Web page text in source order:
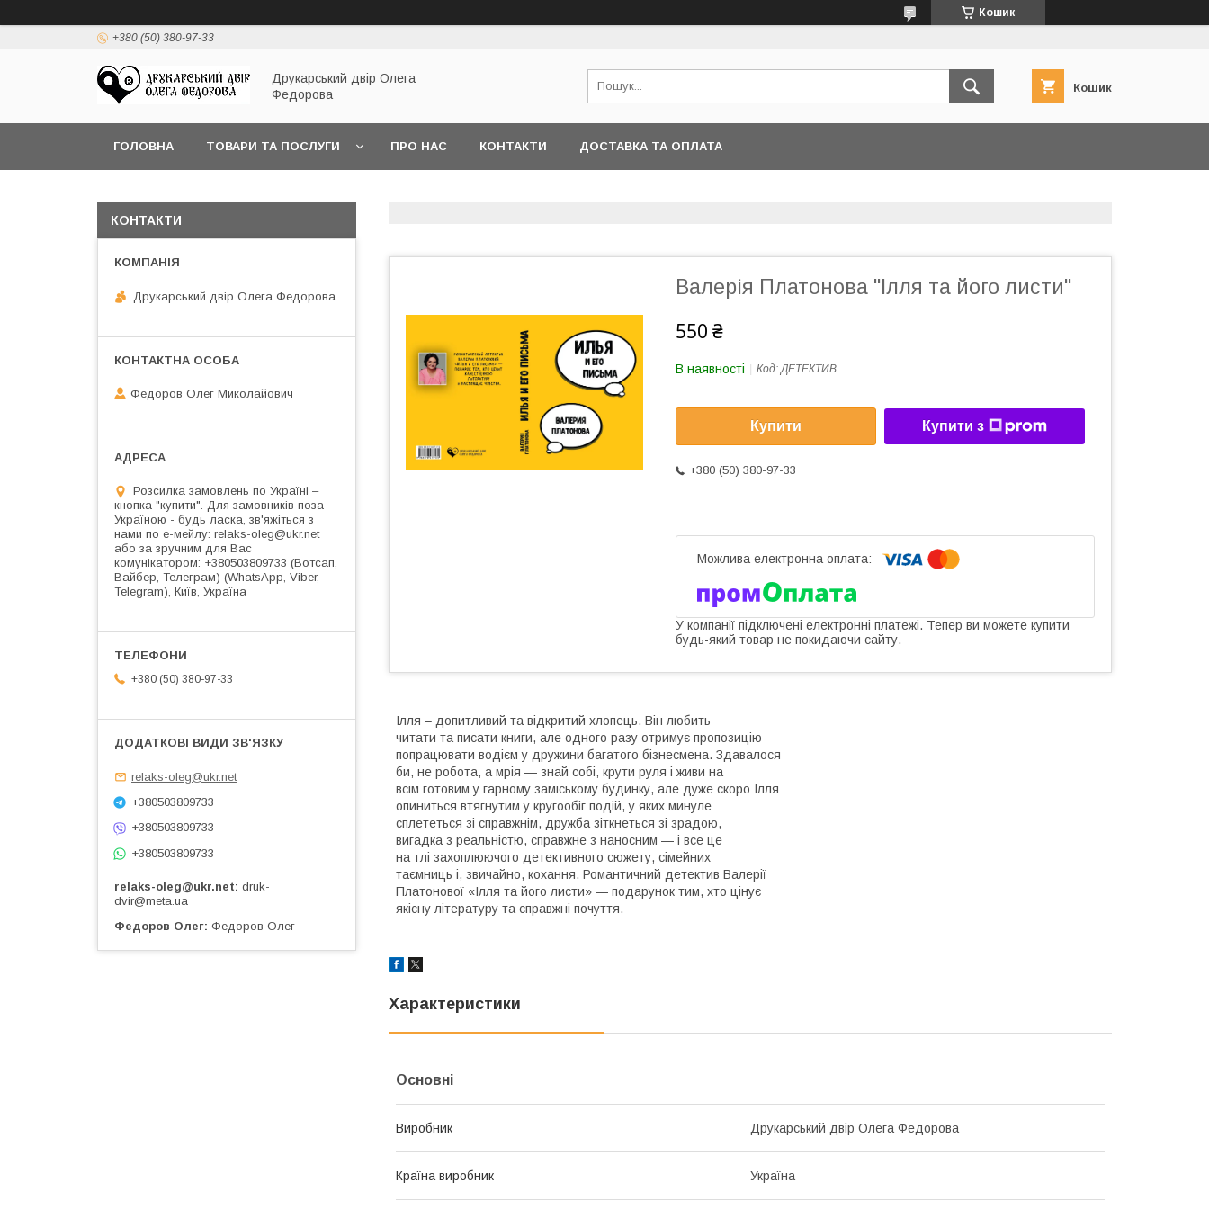
Кошик
+380 (50) 380-97-33
Друкарський двір Олега
Федорова
Кошик
ГОЛОВНА ТОВАРИ ТА ПОСЛУГИ ПРО НАС КОНТАКТИ ДОСТАВКА ТА ОПЛАТА
Валерія Платонова "Ілля та його листи"
550 ₴
В наявності Код:ДЕТЕКТИВ
Купити Купити з
+380 (50) 380-97-33
У компанії підключені електронні платежі. Тепер ви можете купити
будь-який товар не покидаючи сайту.
Ілля – допитливий та відкритий хлопець. Він любить
читати та писати книги, але одного разу отримує пропозицію
попрацювати водієм у дружини багатого бізнесмена. Здавалося
би, не робота, а мрія — знай собі, крути руля і живи на
всім готовим у гарному заміському будинку, але дуже скоро Ілля
опиниться втягнутим у кругообіг подій, у яких минуле
сплететься зі справжнім, дружба зіткнеться зі зрадою,
вигадка з реальністю, справжне з наносним — і все це
на тлі захоплюючого детективного сюжету, сімейних
таємниць і, звичайно, кохання. Романтичний детектив Валерії
Платонової «Ілля та його листи» — подарунок тим, хто цінує
якісну літературу та справжні почуття.
Характеристики
Основні
Виробник Друкарський двір Олега Федорова
Країна виробник Україна
КОНТАКТИ
Друкарський двір Олега Федорова
Федоров Олег Миколайович
Розсилка замовлень по Україні –
кнопка "купити". Для замовників поза
Україною - будь ласка, зв'яжіться з
нами по е-мейлу: relaks-oleg@ukr.net
або за зручним для Вас
комунікатором: +380503809733 (Вотсап,
Вайбер, Телеграм) (WhatsApp, Viber,
Telegram), Київ, Україна
+380 (50) 380-97-33
relaks-oleg@ukr.net
+380503809733
+380503809733
+380503809733
relaks-oleg@ukr.net druk-
dvir@meta.ua
Федоров Олег Федоров Олег